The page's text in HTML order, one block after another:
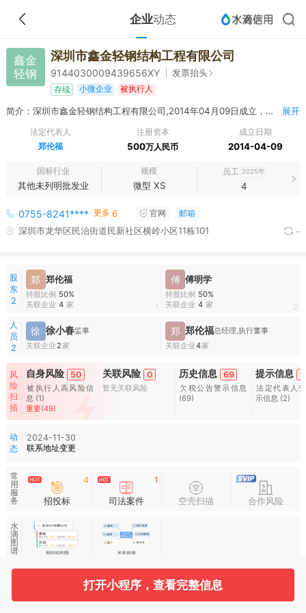
企业动态
鑫金
轻钢
深圳市鑫金轻钢结构工程有限公司
9144030009439656XY 发票抬头
存续 小微企业 被执行人
简介：深圳市鑫金轻钢结构工程有限公司,2014年04月09日成立，经营范围包括轻钢结构工程、装饰工程的施工；企业管理信息咨询；企业形象策划；国内贸易；货物及技术进出口。（法律、行政法规、国务院决定规定在登记前须经批准的项目除外）；土石方工程施工。（除依法须经批准的项目外，凭营业执照依法自主开展经营活动）^钢结构制作。建筑劳务分包；建设工程施工。（依法须经批准的项目，经相关部门批准后方可开展经营活动，具体经营项目以相关部门批准文件或许可证件为准） 展开
法定代表人
郑伦福
注册资本
500万人民币
成立日期
2014-04-09
国标行业
其他未列明批发业
规模
微型 XS
员工 2025年
4
0755-8241**** 更多 6 官网 邮箱
深圳市龙华区民治街道民新社区横岭小区11栋101 -
股
东
2
郑 郑伦福
持股比例 50%
关联企业 4 家 1
傅 傅明学
持股比例 50%
关联企业 4 家 2
人
员
2
徐 徐小春监事
关联企业2家
郑 郑伦福总经理,执行董事
关联企业4家
风
险
扫
描
自身风险 50
被执行人高风险信
息 (1)
重要(49)
关联风险 0
暂无关联风险
历史信息 69
欠税公告警示信息
(69)
提示信息
法定代表人
示信息 (2)
动
态
2024-11-30
联系地址变更
常
用
服
务
4
招投标
1
司法案件 空壳扫描 合作风险
水
滴
图
谱
打开小程序，查看完整信息